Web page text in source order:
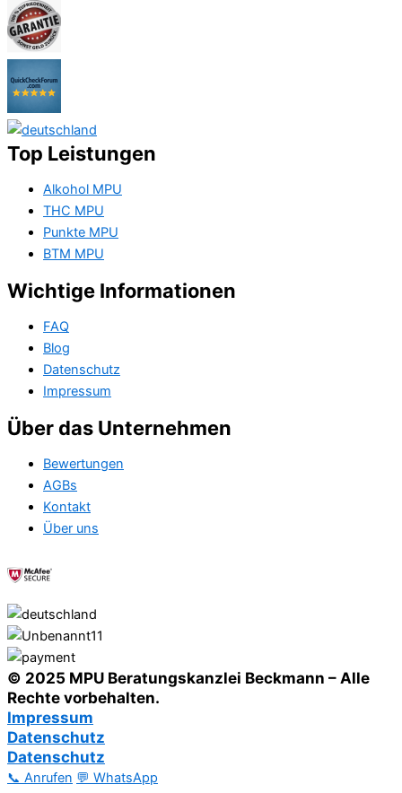
Top Leistungen
Alkohol MPU
THC MPU
Punkte MPU
BTM MPU
Wichtige Informationen
FAQ
Blog
Datenschutz
Impressum
Über das Unternehmen
Bewertungen
AGBs
Kontakt
Über uns
© 2025 MPU Beratungskanzlei Beckmann – Alle
Rechte vorbehalten.
Impressum
Datenschutz
Datenschutz
📞 Anrufen 💬 WhatsApp